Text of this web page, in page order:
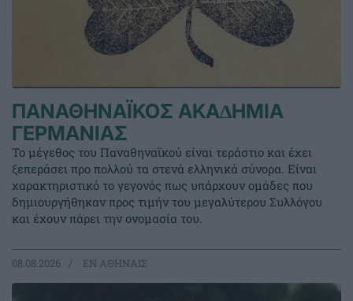
ΠΑΝΑΘΗΝΑΪΚΟΣ ΑΚΑ∆ΗΜΙΑ
ΓΕΡΜΑΝΙΑΣ
Το μέγεθος του Παναθηναϊκού είναι τεράστιο και έχει
ξεπεράσει προ πολλού τα στενά ελληνικά σύνορα. Είναι
χαρακτηριστικό το γεγονός πως υπάρχουν ομάδες που
δημιουργήθηκαν προς τιμήν του μεγαλύτερου Συλλόγου
και έχουν πάρει την ονομασία του.
08.08.2026 EΝ ΑΘΗΝΑΙΣ